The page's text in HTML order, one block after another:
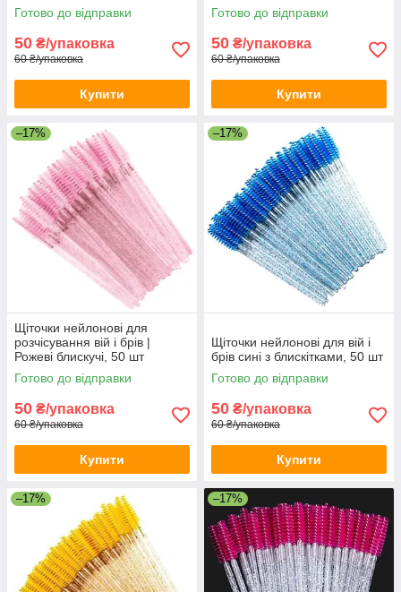
Готово до відправки
50 ₴/упаковка
60 ₴/упаковка
Купити
Готово до відправки
50 ₴/упаковка
60 ₴/упаковка
Купити
–17%
Щіточки нейлонові для
розчісування вій і брів |
Рожеві блискучі, 50 шт
Готово до відправки
50 ₴/упаковка
60 ₴/упаковка
Купити
–17%
Щіточки нейлонові для вій і
брів сині з блискітками, 50 шт
Готово до відправки
50 ₴/упаковка
60 ₴/упаковка
Купити
–17% –17%